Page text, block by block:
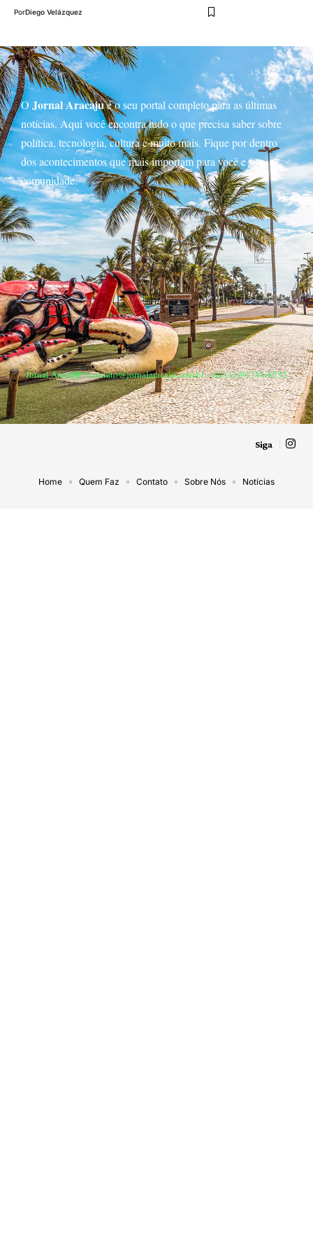
PorDiego Velázquez
O Jornal Aracajué o seu portal completo para as últimas
notícias. Aqui você encontra tudo o que precisa saber sobre
política, tecnologia, cultura e muito mais. Fique por dentro
dos acontecimentos que mais importam para você e sua
comunidade.
Jornal Aracaju –contato@jornalaracaju.com.br– tel.(11)91754-6532
Siga
Home Quem Faz Contato Sobre Nós Notícias